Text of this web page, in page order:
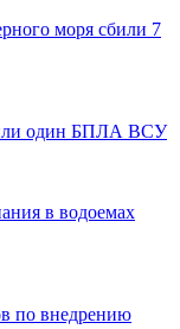
моря сбили 7
один БПЛА ВСУ
в водоемах
по внедрению